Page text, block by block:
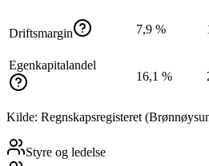
Driftsmargin 7,9 %
Egenkapitalandel
16,1 %
Kilde: Regnskapsregisteret
Styre og ledelse